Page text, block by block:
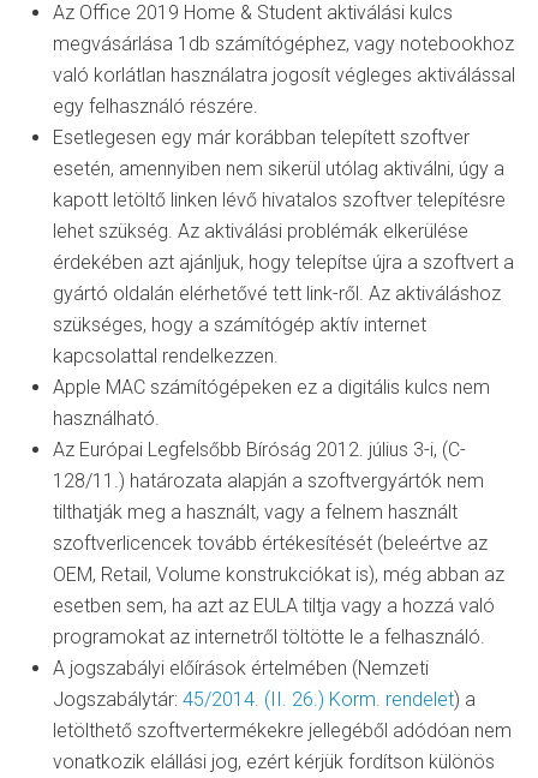
Az Office 2019 Home & Student aktiválási kulcs
megvásárlása 1db számítógéphez, vagy notebookhoz
való korlátlan használatra jogosít végleges aktiválással
egy felhasználó részére.
Esetlegesen egy már korábban telepített szoftver
esetén, amennyiben nem sikerül utólag aktiválni, úgy a
kapott letöltő linken lévő hivatalos szoftver telepítésre
lehet szükség. Az aktiválási problémák elkerülése
érdekében azt ajánljuk, hogy telepítse újra a szoftvert a
gyártó oldalán elérhetővé tett link-ről. Az aktiváláshoz
szükséges, hogy a számítógép aktív internet
kapcsolattal rendelkezzen.
Apple MAC számítógépeken ez a digitális kulcs nem
használható.
Az Európai Legfelsőbb Bíróság 2012. július 3-i, (C-
128/11.) határozata alapján a szoftvergyártók nem
tilthatják meg a használt, vagy a felnem használt
szoftverlicencek tovább értékesítését (beleértve az
OEM, Retail, Volume konstrukciókat is), még abban az
esetben sem, ha azt az EULA tiltja vagy a hozzá való
programokat az internetről töltötte le a felhasználó.
A jogszabályi előírások értelmében (Nemzeti
Jogszabálytár: 45/2014. (II. 26.) Korm. rendelet) a
letölthető szoftvertermékekre jellegéből adódóan nem
vonatkozik elállási jog, ezért kérjük fordítson különös